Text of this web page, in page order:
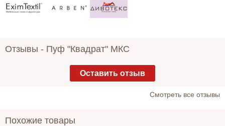
Отзывы - Пуф "Квадрат" МКС
Оставить отзыв
Cмотреть все отзывы
Похожие товары